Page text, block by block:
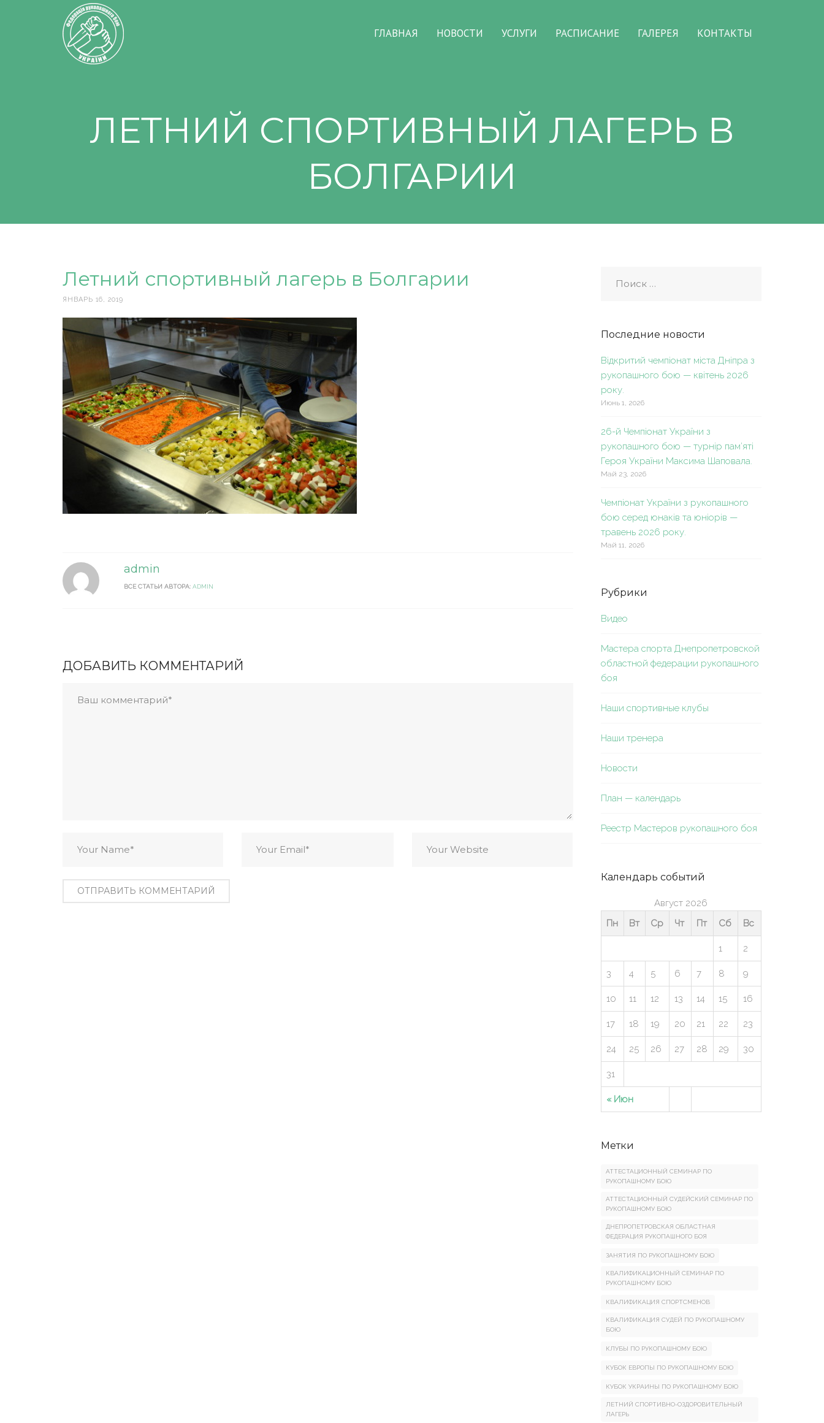
ГЛАВНАЯ НОВОСТИ УСЛУГИ РАСПИСАНИЕ ГАЛЕРЕЯ КОНТАКТЫ
ЛЕТНИЙ СПОРТИВНЫЙ ЛАГЕРЬ В
БОЛГАРИИ
Летний спортивный лагерь в Болгарии
ЯНВАРЬ 16, 2019
admin
ВСЕ СТАТЬИ АВТОРА: ADMIN
ДОБАВИТЬ КОММЕНТАРИЙ
Последние новости
Відкритий чемпіонат міста Дніпра з
рукопашного бою — квітень 2026
року.
Июнь 1, 2026
26-й Чемпіонат України з
рукопашного бою — турнір пам’яті
Героя України Максима Шаповала.
Май 23, 2026
Чемпіонат України з рукопашного
бою серед юнаків та юніорів —
травень 2026 року.
Май 11, 2026
Рубрики
Видео
Мастера спорта Днепропетровской
областной федерации рукопашного
боя
Наши спортивные клубы
Наши тренера
Новости
План — календарь
Реестр Мастеров рукопашного боя
Календарь событий
Август 2026
Пн
Вт Ср Чт Пт Сб Вс
« Июн
1 2
3 4 5 6 7 8 9
10 11 12 13 14 15 16
17 18 19 20 21 22 23
24 25 26 27 28 29 30
31
Метки
АТТЕСТАЦИОННЫЙ СЕМИНАР ПО
РУКОПАШНОМУ БОЮ
АТТЕСТАЦИОННЫЙ СУДЕЙСКИЙ СЕМИНАР ПО
РУКОПАШНОМУ БОЮ
ДНЕПРОПЕТРОВСКАЯ ОБЛАСТНАЯ
ФЕДЕРАЦИЯ РУКОПАШНОГО БОЯ
ЗАНЯТИЯ ПО РУКОПАШНОМУ БОЮ
КВАЛИФИКАЦИОННЫЙ СЕМИНАР ПО
РУКОПАШНОМУ БОЮ
КВАЛИФИКАЦИЯ СПОРТСМЕНОВ
КВАЛИФИКАЦИЯ СУДЕЙ ПО РУКОПАШНОМУ
БОЮ
КЛУБЫ ПО РУКОПАШНОМУ БОЮ
КУБОК ЕВРОПЫ ПО РУКОПАШНОМУ БОЮ
КУБОК УКРАИНЫ ПО РУКОПАШНОМУ БОЮ
ЛЕТНИЙ СПОРТИВНО-ОЗДОРОВИТЕЛЬНЫЙ
ЛАГЕРЬ